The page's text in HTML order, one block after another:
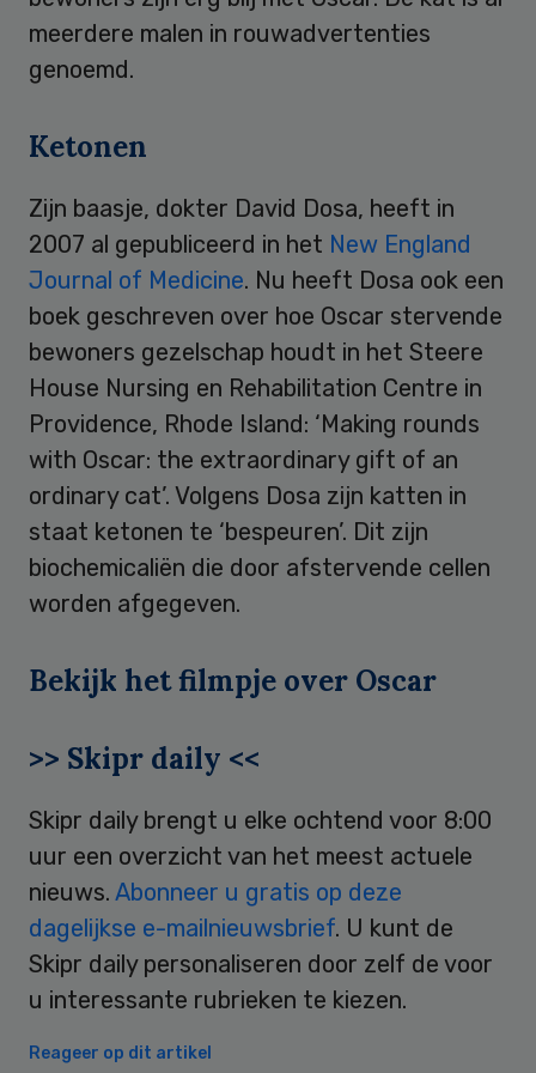
meerdere malen in rouwadvertenties
genoemd.
Ketonen
Zijn baasje, dokter David Dosa, heeft in
2007 al gepubliceerd in het New England
Journal of Medicine. Nu heeft Dosa ook een
boek geschreven over hoe Oscar stervende
bewoners gezelschap houdt in het Steere
House Nursing en Rehabilitation Centre in
Providence, Rhode Island: ‘Making rounds
with Oscar: the extraordinary gift of an
ordinary cat’. Volgens Dosa zijn katten in
staat ketonen te ‘bespeuren’. Dit zijn
biochemicaliën die door afstervende cellen
worden afgegeven.
Bekijk het filmpje over Oscar
>> Skipr daily <<
Skipr daily brengt u elke ochtend voor 8:00
uur een overzicht van het meest actuele
nieuws. Abonneer u gratis op deze
dagelijkse e-mailnieuwsbrief. U kunt de
Skipr daily personaliseren door zelf de voor
u interessante rubrieken te kiezen.
Reageer op dit artikel